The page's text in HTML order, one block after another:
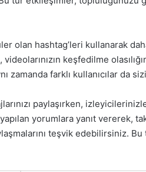
olan hashtag’leri kullanarak
keşfedilme
zamanda farklı kullanıcılar da
paylaşırken,
yapılan yorumlara yanıt
teşvik edebilirsiniz.